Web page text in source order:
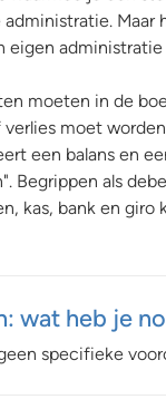
Maar
eigen
moeten in de
moet
een balans en
Begrippen als
kas, bank en giro
wat heb je
specifieke